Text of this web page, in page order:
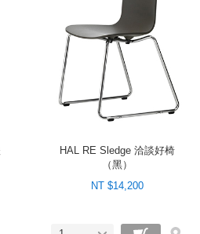
HAL RE Sledge 洽談好椅
（黑）
NT $14,200